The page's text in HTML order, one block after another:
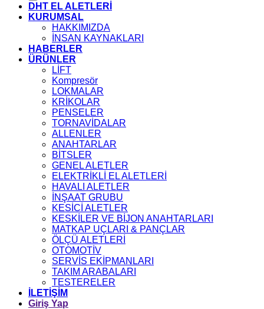
DHT EL ALETLERİ
KURUMSAL
HAKKIMIZDA
İNSAN KAYNAKLARI
HABERLER
ÜRÜNLER
LİFT
Kompresör
LOKMALAR
KRİKOLAR
PENSELER
TORNAVİDALAR
ALLENLER
ANAHTARLAR
BİTSLER
GENEL ALETLER
ELEKTRİKLİ EL ALETLERİ
HAVALI ALETLER
İNŞAAT GRUBU
KESİCİ ALETLER
KESKİLER VE BİJON ANAHTARLARI
MATKAP UÇLARI & PANÇLAR
ÖLÇÜ ALETLERİ
OTOMOTİV
SERVİS EKİPMANLARI
TAKIM ARABALARI
TESTERELER
İLETİŞİM
Giriş Yap